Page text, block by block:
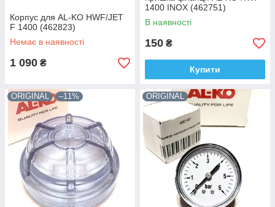
Корпус для AL-KO HWF/JET
F 1400 (462823)
Немає в наявності
1 090 ₴
1400 INOX (462751)
В наявності
150 ₴
Купити
ORIGINAL –11% ORIGINAL